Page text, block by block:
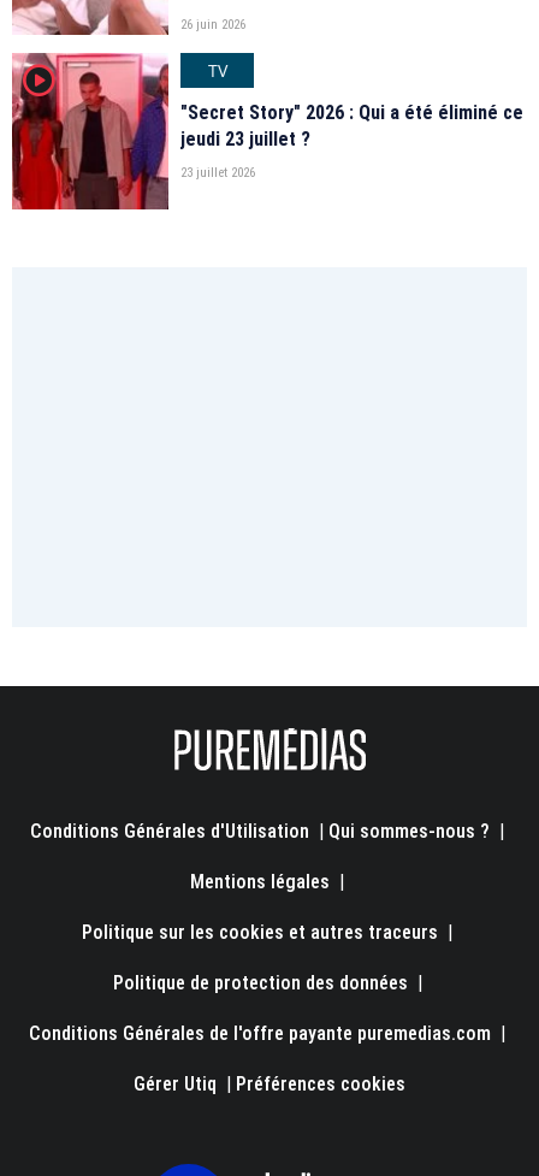
26 juin 2026
player2
TV
"Secret Story" 2026 : Qui a été éliminé ce
jeudi 23 juillet ?
23 juillet 2026
Conditions Générales d'Utilisation | Qui sommes-nous ? |
Mentions légales |
Politique sur les cookies et autres traceurs |
Politique de protection des données |
Conditions Générales de l'offre payante puremedias.com |
Gérer Utiq | Préférences cookies